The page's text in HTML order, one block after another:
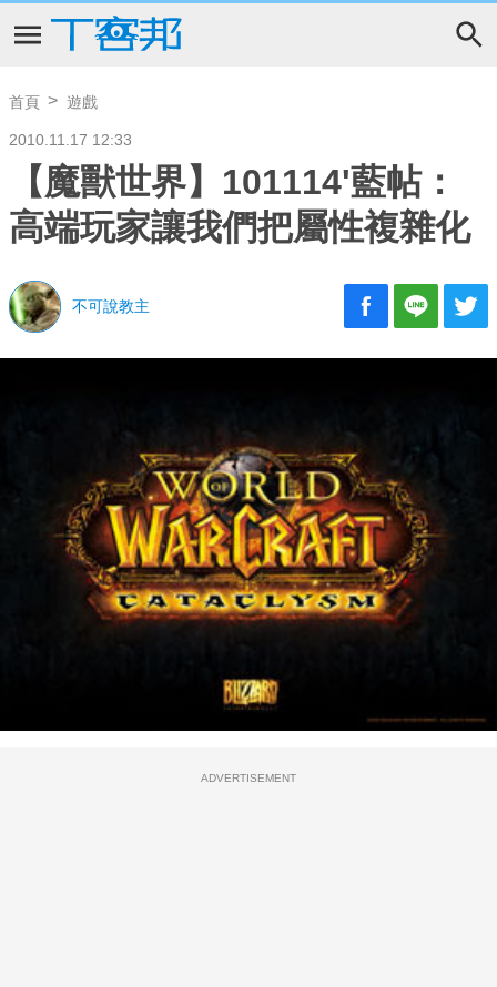
首頁 遊戲
2010.11.17 12:33
【魔獸世界】101114'藍帖：
高端玩家讓我們把屬性複雜化
不可說教主
ADVERTISEMENT